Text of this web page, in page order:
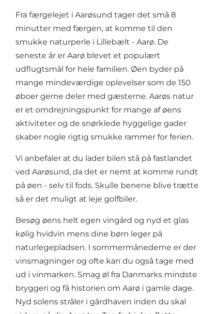
Fra færgelejet i Aarøsund tager det små 8
minutter med færgen, at komme til den
smukke naturperle i Lillebælt - Aarø. De
seneste år er Aarø blevet et populært
udflugtsmål for hele familien. Øen byder på
mange mindeværdige oplevelser som de 150
øboer gerne deler med gæsterne. Aarøs natur
er et omdrejningspunkt for mange af øens
aktiviteter og de snørklede hyggelige gader
skaber nogle rigtig smukke rammer for ferien.
Vi anbefaler at du lader bilen stå på fastlandet
ved Aarøsund, da det er nemt at komme rundt
på øen - selv til fods. Skulle benene blive trætte
så er det muligt at leje golfbiler.
Besøg øens helt egen vingård og nyd et glas
kølig hvidvin mens dine børn leger på
naturlegepladsen. I sommermånederne er der
vinsmagninger og ofte kan du også tage med
ud i vinmarken. Smag øl fra Danmarks mindste
bryggeri og få historien om Aarø i gamle dage.
Nyd solens stråler i gårdhaven inden du skal